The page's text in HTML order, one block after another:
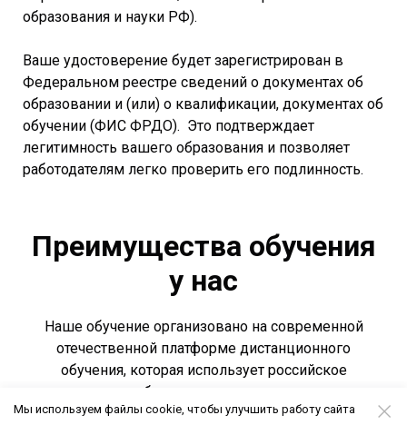
образования и науки РФ).
Ваше удостоверение будет зарегистрирован в
Федеральном реестре сведений о документах об
образовании и (или) о квалификации, документах об
обучении (ФИС ФРДО). Это подтверждает
легитимность вашего образования и позволяет
работодателям легко проверить его подлинность.
Преимущества обучения
у нас
Наше обучение организовано на современной
отечественной платформе дистанционного
обучения, которая использует российское
программное обеспечение, отвечающее самым
высоким стандартам надежности и
Мы используем файлы cookie, чтобы улучшить работу сайта